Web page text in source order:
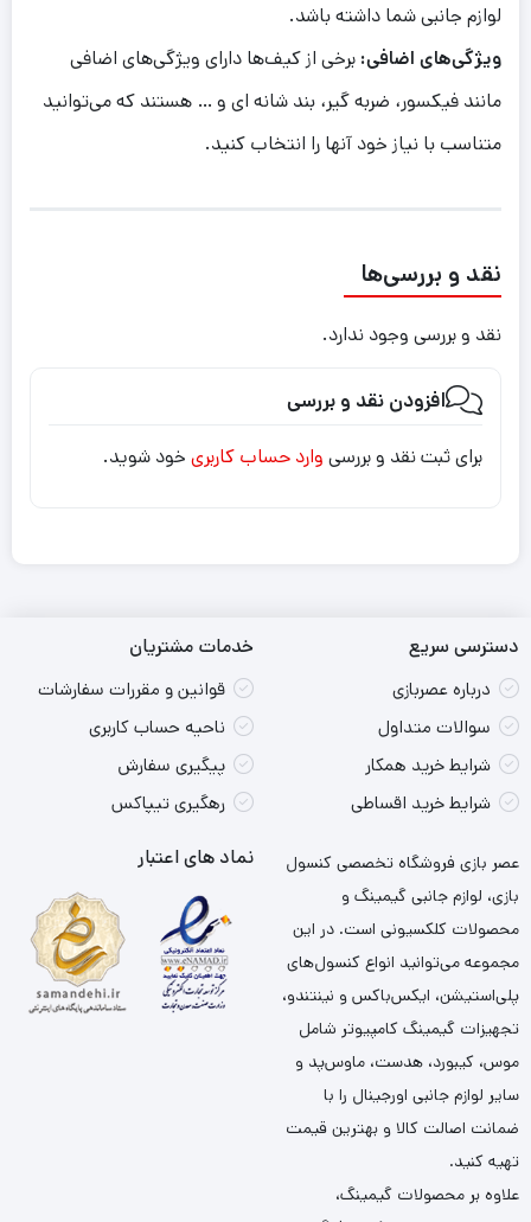
لوازم جانبی شما داشته باشد.
ویژگی‌های اضافی: برخی از کیف‌ها دارای ویژگی‌های اضافی
مانند فیکسور، ضربه گیر، بند شانه ای و … هستند که می‌توانید
متناسب با نیاز خود آنها را انتخاب کنید.
نقد و بررسی‌ها
نقد و بررسی وجود ندارد.
افزودن نقد و بررسی
برای ثبت نقد و بررسی وارد حساب کاربری خود شوید.
دسترسی سریع
درباره عصربازی
سوالات متداول
شرایط خرید همکار
شرایط خرید اقساطی
خدمات مشتریان
قوانین و مقررات سفارشات
ناحیه حساب کاربری
پیگیری سفارش
رهگیری تیپاکس
عصر بازی فروشگاه تخصصی کنسول
بازی، لوازم جانبی گیمینگ و
محصولات کلکسیونی است. در این
مجموعه می‌توانید انواع کنسول‌های
پلی‌استیشن، ایکس‌باکس و نینتندو،
تجهیزات گیمینگ کامپیوتر شامل
موس، کیبورد، هدست، ماوس‌پد و
سایر لوازم جانبی اورجینال را با
ضمانت اصالت کالا و بهترین قیمت
تهیه کنید.
علاوه بر محصولات گیمینگ،
نماد های اعتبار